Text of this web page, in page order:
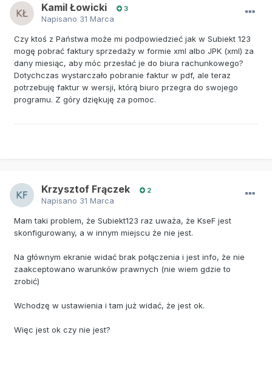
Kamil Łowicki 3
Napisano 31 Marca
Czy ktoś z Państwa może mi podpowiedzieć jak w Subiekt 123
mogę pobrać faktury sprzedaży w formie xml albo JPK (xml) za
dany miesiąc, aby móc przesłać je do biura rachunkowego?
Dotychczas wystarczało pobranie faktur w pdf, ale teraz
potrzebuję faktur w wersji, którą biuro przegra do swojego
programu. Z góry dziękuję za pomoc.
Krzysztof Frączek 2
Napisano 31 Marca
Mam taki problem, że Subiekt123 raz uważa, że KseF jest
skonfigurowany, a w innym miejscu że nie jest.
Na głównym ekranie widać brak połączenia i jest info, że nie
zaakceptowano warunków prawnych (nie wiem gdzie to
zrobić)
Wchodzę w ustawienia i tam już widać, że jest ok.
Więc jest ok czy nie jest?